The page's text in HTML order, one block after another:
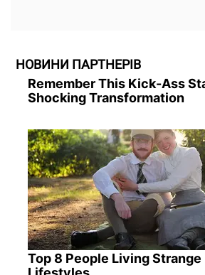
НОВИНИ ПАРТНЕРІВ
Remember This Kick-Ass
Shocking Transformation
Top 8 People Living Strange